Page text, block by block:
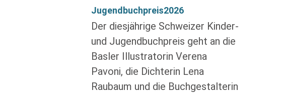
Jugendbuchpreis2026
Der diesjährige Schweizer Kinder-
und Jugendbuchpreis geht an die
Basler Illustratorin Verena
Pavoni, die Dichterin Lena
Raubaum und die Buchgestalterin